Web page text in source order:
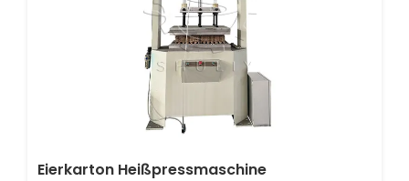
Eierkarton Heißpressmaschine